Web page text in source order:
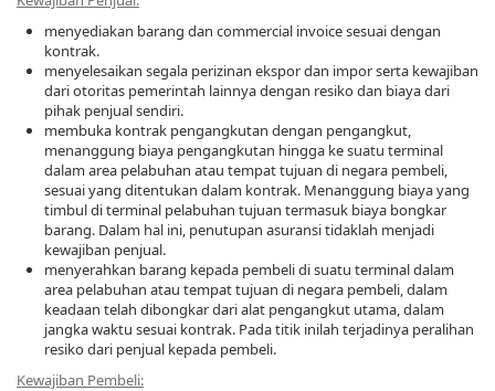
menyediakan barang dan commercial invoice sesuai dengan
kontrak.
menyelesaikan segala perizinan ekspor dan impor serta kewajiban
dari otoritas pemerintah lainnya dengan resiko dan biaya dari
pihak penjual sendiri.
membuka kontrak pengangkutan dengan pengangkut,
menanggung biaya pengangkutan hingga ke suatu terminal
dalam area pelabuhan atau tempat tujuan di negara pembeli,
sesuai yang ditentukan dalam kontrak. Menanggung biaya yang
timbul di terminal pelabuhan tujuan termasuk biaya bongkar
barang. Dalam hal ini, penutupan asuransi tidaklah menjadi
kewajiban penjual.
menyerahkan barang kepada pembeli di suatu terminal dalam
area pelabuhan atau tempat tujuan di negara pembeli, dalam
keadaan telah dibongkar dari alat pengangkut utama, dalam
jangka waktu sesuai kontrak. Pada titik inilah terjadinya peralihan
resiko dari penjual kepada pembeli.
Kewajiban Pembeli: